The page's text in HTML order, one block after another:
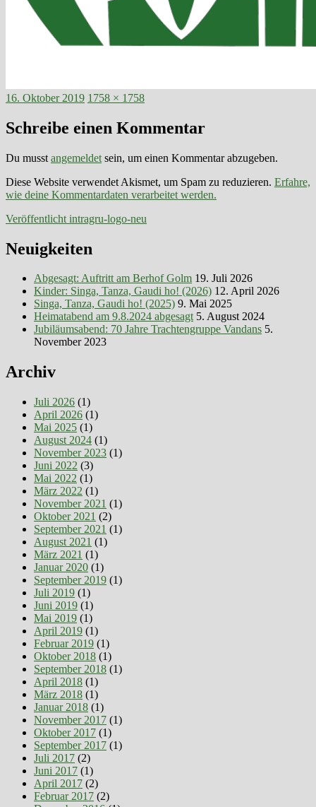
Veröffentlicht
16. Oktober 2019 Volle
1758 × 1758
Schreibe einen Kommentar
Du musst angemeldet sein, um einen Kommentar abzugeben.
Diese Website verwendet Akismet, um Spam zu reduzieren. Erfahre,
wie deine Kommentardaten verarbeitet werden.
Beitragsnavigation
Veröffentlicht intragru-logo-neu
Neuigkeiten
Abgesagt: Auftritt am Berhof Golm 19. Juli 2026
Kinder: Singa, Tanza, Gaudi ho! (2026) 12. April 2026
Singa, Tanza, Gaudi ho! (2025) 9. Mai 2025
Heimatabend am 9.8.2024 abgesagt 5. August 2024
Jubiläumsabend: 70 Jahre Trachtengruppe Vandans 5.
November 2023
Archiv
Juli 2026 (1)
April 2026 (1)
Mai 2025 (1)
August 2024 (1)
November 2023 (1)
Juni 2022 (3)
Mai 2022 (1)
März 2022 (1)
November 2021 (1)
Oktober 2021 (2)
September 2021 (1)
August 2021 (1)
März 2021 (1)
Januar 2020 (1)
September 2019 (1)
Juli 2019 (1)
Juni 2019 (1)
Mai 2019 (1)
April 2019 (1)
Februar 2019 (1)
Oktober 2018 (1)
September 2018 (1)
April 2018 (1)
März 2018 (1)
Januar 2018 (1)
November 2017 (1)
Oktober 2017 (1)
September 2017 (1)
Juli 2017 (2)
Juni 2017 (1)
April 2017 (2)
Februar 2017 (2)